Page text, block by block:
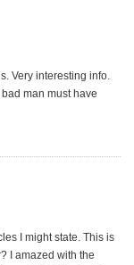
Very interesting info.
man must have
I might state. This is
I amazed with the